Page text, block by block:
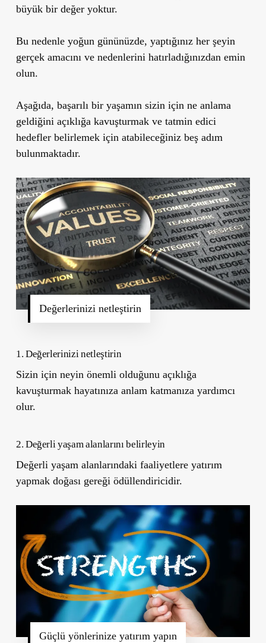
büyük bir değer yoktur.
Bu nedenle yoğun gününüzde, yaptığınız her şeyin
gerçek amacını ve nedenlerini hatırladığınızdan emin
olun.
Aşağıda, başarılı bir yaşamın sizin için ne anlama
geldiğini açıklığa kavuşturmak ve tatmin edici
hedefler belirlemek için atabileceğiniz beş adım
bulunmaktadır.
Değerlerinizi netleştirin
1. Değerlerinizi netleştirin
Sizin için neyin önemli olduğunu açıklığa
kavuşturmak hayatınıza anlam katmanıza yardımcı
olur.
2. Değerli yaşam alanlarını belirleyin
Değerli yaşam alanlarındaki faaliyetlere yatırım
yapmak doğası gereği ödüllendiricidir.
Güçlü yönlerinize yatırım yapın